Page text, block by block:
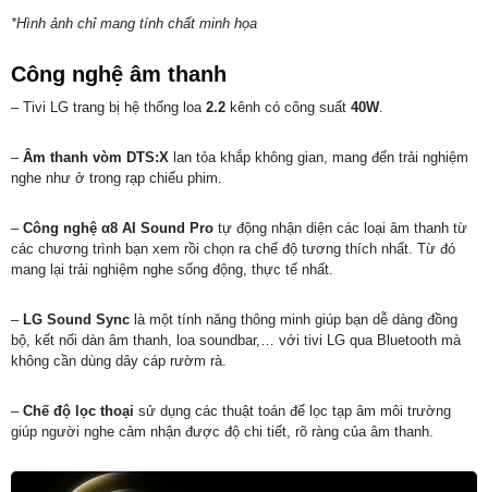
*Hình ảnh chỉ mang tính chất minh họa
Công nghệ âm thanh
– Tivi LG trang bị hệ thống loa 2.2 kênh có công suất 40W.
– Âm thanh vòm DTS:X lan tỏa khắp không gian, mang đến trải nghiệm
nghe như ở trong rạp chiếu phim.
– Công nghệ α8 AI Sound Pro tự động nhận diện các loại âm thanh từ
các chương trình bạn xem rồi chọn ra chế độ tương thích nhất. Từ đó
mang lại trải nghiệm nghe sống động, thực tế nhất.
– LG Sound Sync là một tính năng thông minh giúp bạn dễ dàng đồng
bộ, kết nối dàn âm thanh, loa soundbar,… với tivi LG qua Bluetooth mà
không cần dùng dây cáp rườm rà.
– Chế độ lọc thoại sử dụng các thuật toán để lọc tạp âm môi trường
giúp người nghe cảm nhận được độ chi tiết, rõ ràng của âm thanh.